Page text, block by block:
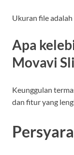
Ukuran file
Apa
Movavi
Keunggulan
dan fitur yang